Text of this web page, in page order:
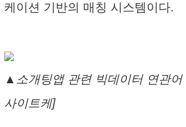
케이션 기반의 매칭 시스템이다.
▲소개팅앱 관련 빅데이터 연관
사이트케]